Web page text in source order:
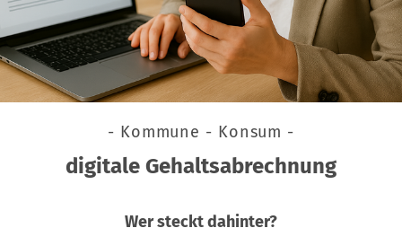
- Kommune - Konsum -
digitale Gehaltsabrechnung
Wer steckt dahinter?